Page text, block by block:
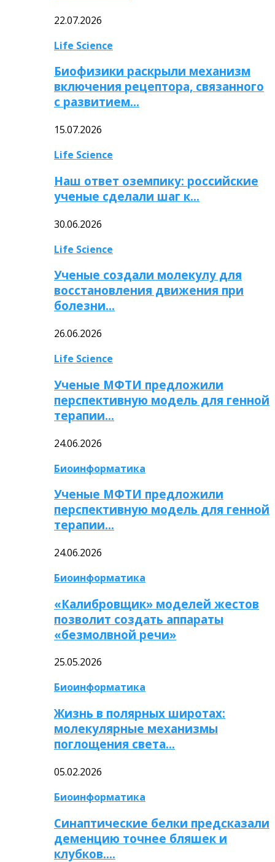
22.07.2026
Life Science
Биофизики раскрыли механизм
включения рецептора, связанного
с развитием…
15.07.2026
Life Science
Наш ответ оземпику: российские
ученые сделали шаг к…
30.06.2026
Life Science
Ученые создали молекулу для
восстановления движения при
болезни…
26.06.2026
Life Science
Ученые МФТИ предложили
перспективную модель для генной
терапии…
24.06.2026
Биоинформатика
Ученые МФТИ предложили
перспективную модель для генной
терапии…
24.06.2026
Биоинформатика
«Калибровщик» моделей жестов
позволит создать аппараты
«безмолвной речи»
25.05.2026
Биоинформатика
Жизнь в полярных широтах:
молекулярные механизмы
поглощения света…
05.02.2026
Биоинформатика
Синаптические белки предсказали
деменцию точнее бляшек и
клубков….